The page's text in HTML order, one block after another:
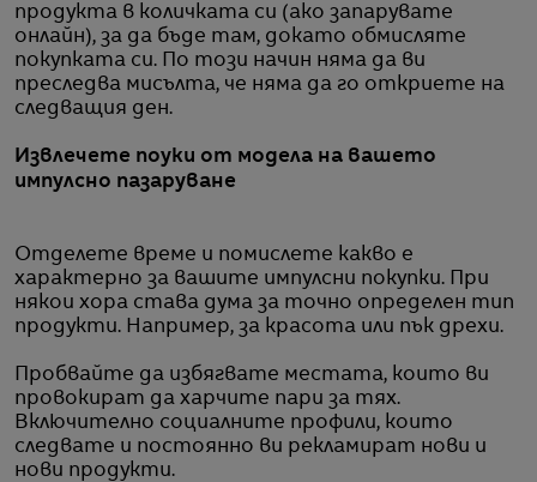
продукта в количката си (ако запарувате
онлайн), за да бъде там, докато обмисляте
покупката си. По този начин няма да ви
преследва мисълта, че няма да го откриете на
следващия ден.
Извлечете поуки от модела на вашето
импулсно пазаруване
Отделете време и помислете какво е
характерно за вашите импулсни покупки. При
някои хора става дума за точно определен тип
продукти. Например, за красота или пък дрехи.
Пробвайте да избягвате местата, които ви
провокират да харчите пари за тях.
Включително социалните профили, които
следвате и постоянно ви рекламират нови и
нови продукти.